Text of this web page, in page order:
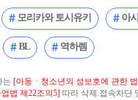
모리카와 토시유키 아
BL 역하렘
는 [아동ㆍ청소년의 성보호에 관한
법 제22조의5] 따라 삭제.접속차단